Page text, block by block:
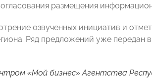
размещения
озвученных инициатив и
Ряд предложений уже передан
«Мой бизнес» Агентства